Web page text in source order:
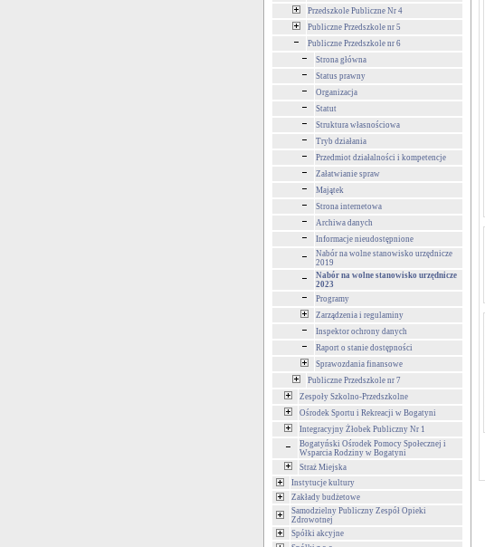
Przedszkole Publiczne Nr 4
Publiczne Przedszkole nr 5
Publiczne Przedszkole nr 6
Strona główna
Status prawny
Organizacja
Statut
Struktura własnościowa
Tryb działania
Przedmiot działalności i kompetencje
Załatwianie spraw
Majątek
Strona internetowa
Archiwa danych
Informacje nieudostępnione
Nabór na wolne stanowisko urzędnicze
2019
Nabór na wolne stanowisko urzędnicze
2023
Programy
Zarządzenia i regulaminy
Inspektor ochrony danych
Raport o stanie dostępności
Sprawozdania finansowe
Publiczne Przedszkole nr 7
Zespoły Szkolno-Przedszkolne
Ośrodek Sportu i Rekreacji w Bogatyni
Integracyjny Żłobek Publiczny Nr 1
Bogatyński Ośrodek Pomocy Społecznej i
Wsparcia Rodziny w Bogatyni
Straż Miejska
Instytucje kultury
Zakłady budżetowe
Samodzielny Publiczny Zespół Opieki
Zdrowotnej
Spółki akcyjne